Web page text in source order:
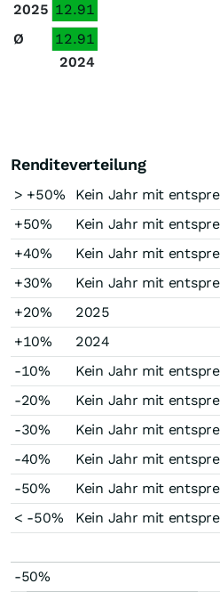
2025 12.91
Ø
12.91
2024
Renditeverteilung
> +50%
Kein Jahr mit
+50%
Kein Jahr mit
+40%
Kein Jahr mit
+30%
Kein Jahr mit
+20%
2025
+10%
2024
-10%
Kein Jahr mit
-20%
Kein Jahr mit
-30%
Kein Jahr mit
-40%
Kein Jahr mit
-50%
Kein Jahr mit
< -50%
Kein Jahr mit
-50%